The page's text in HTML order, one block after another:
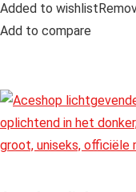
Added to
Add to compare